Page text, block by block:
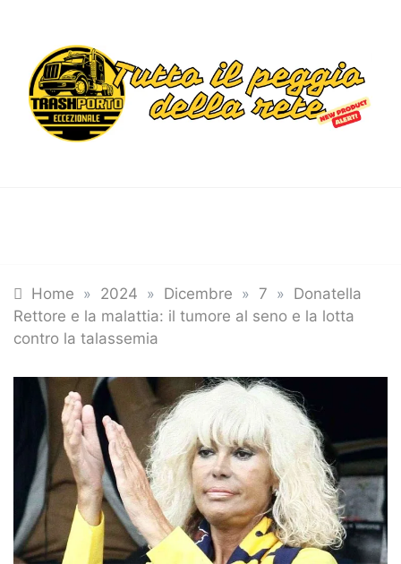
content
Home » 2024 » Dicembre » 7 » Donatella
Rettore e la malattia: il tumore al seno e la lotta
contro la talassemia